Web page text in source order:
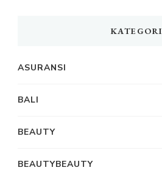
KATEGORI
ASURANSI
BALI
BEAUTY
BEAUTYBEAUTY